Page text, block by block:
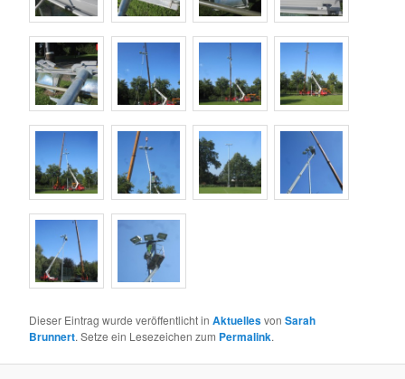
Dieser Eintrag wurde veröffentlicht inAktuellesvonSarah
Brunnert. Setze ein Lesezeichen zum Permalink.